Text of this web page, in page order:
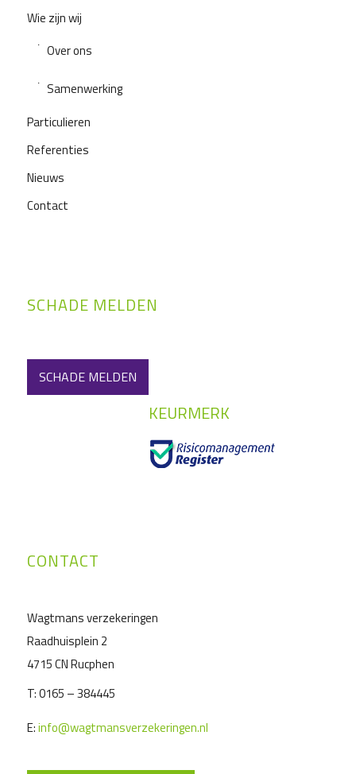
Wie zijn wij
Over ons
Samenwerking
Particulieren
Referenties
Nieuws
Contact
SCHADE MELDEN
SCHADE MELDEN
KEURMERK
CONTACT
Wagtmans verzekeringen
Raadhuisplein 2
4715 CN Rucphen
T:0165 – 384445
E:info@wagtmansverzekeringen.nl